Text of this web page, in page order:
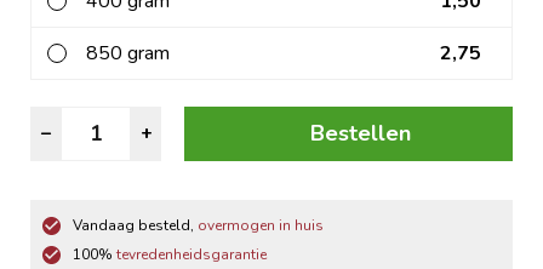
850 gram
2,75
–
Havervlokken
aantal
+ Bestellen
Vandaag besteld, overmogen in huis
100% tevredenheidsgarantie